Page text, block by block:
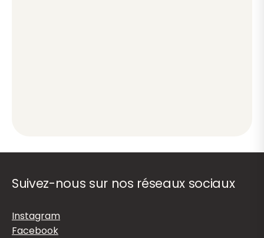
Suivez-nous sur nos réseaux sociaux
Instagram
Facebook